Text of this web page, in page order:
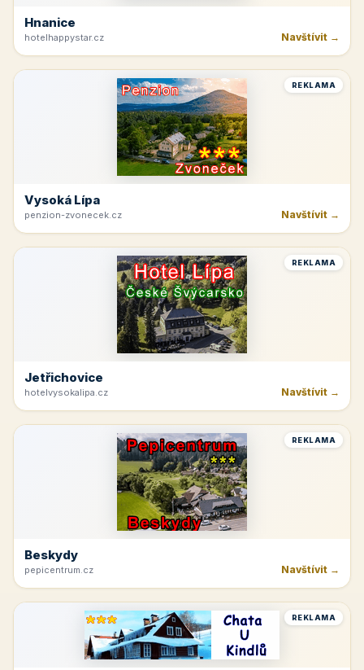
Hnanice
hotelhappystar.cz Navštívit →
REKLAMA
Vysoká Lípa
penzion-zvonecek.cz Navštívit →
REKLAMA
Jetřichovice
hotelvysokalipa.cz Navštívit →
REKLAMA
Beskydy
pepicentrum.cz Navštívit →
REKLAMA